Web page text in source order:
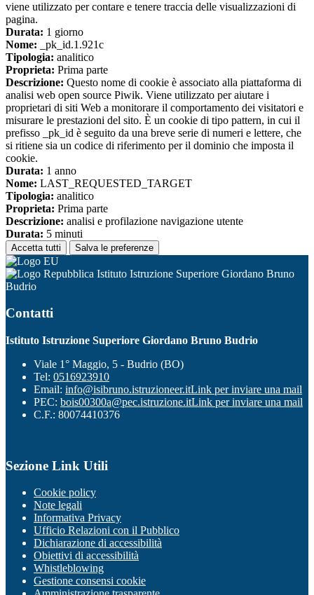
viene utilizzato per contare e tenere traccia delle visualizzazioni di
pagina.
Durata: 1 giorno
Nome: _pk_id.1.921c
Tipologia: analitico
Proprieta: Prima parte
Descrizione: Questo nome di cookie è associato alla piattaforma di
analisi web open source Piwik. Viene utilizzato per aiutare i
proprietari di siti Web a monitorare il comportamento dei visitatori e
misurare le prestazioni del sito. È un cookie di tipo pattern, in cui il
prefisso _pk_id è seguito da una breve serie di numeri e lettere, che
si ritiene sia un codice di riferimento per il dominio che imposta il
cookie.
Durata: 1 anno
Nome: LAST_REQUESTED_TARGET
Tipologia: analitico
Proprieta: Prima parte
Descrizione: analisi e profilazione navigazione utente
Durata: 5 minuti
Accetta tutti Salva le preferenze
Istituto Istruzione Superiore Giordano Bruno
Budrio
Contatti
Istituto Istruzione Superiore Giordano Bruno Budrio
Viale 1° Maggio, 5 - Budrio (BO)
Tel: 0516923910
Email: info@isibruno.istruzioneer.itLink per inviare una mail
PEC: bois00300a@pec.istruzione.itLink per inviare una mail
C.F.: 80074410376
Sezione Link Utili
Cookie policy
Note legali
Informativa Privacy
Ufficio Relazioni con il Pubblico
Dichiarazione di accessibilità
Obiettivi di accessibilità
Whistleblowing
Gestione consensi cookie